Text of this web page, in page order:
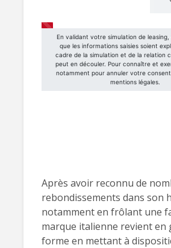
Après avoir reconnu de
rebondissements dans son
notamment en frôlant une
marque italienne revient en
forme en mettant à